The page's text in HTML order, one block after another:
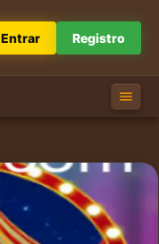
Entrar Registro